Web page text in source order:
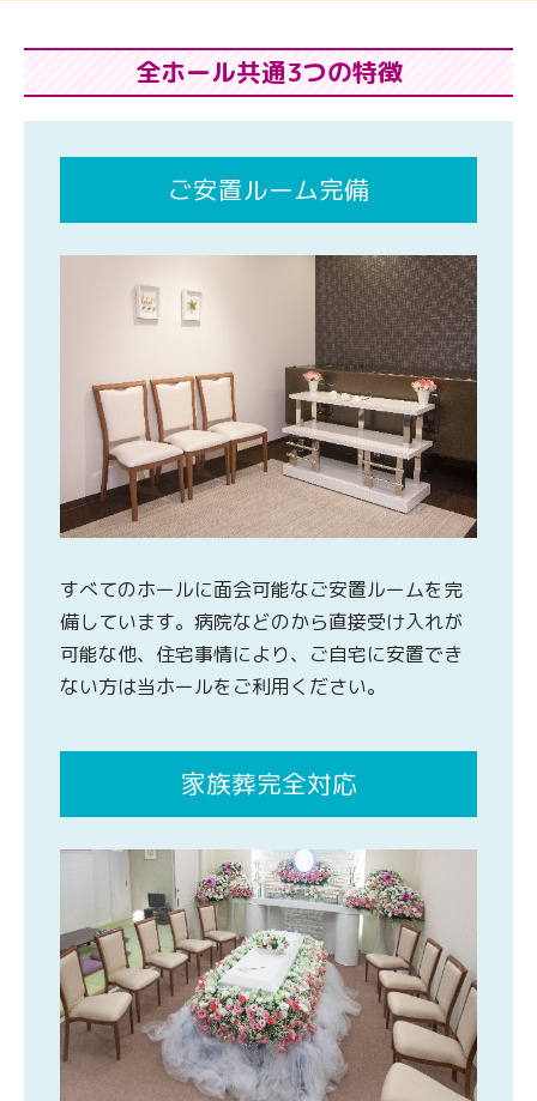
全ホール共通3つの特徴
ご安置ルーム完備
すべてのホールに面会可能なご安置ルームを完
備しています。病院などのから直接受け入れが
可能な他、住宅事情により、ご自宅に安置でき
ない方は当ホールをご利用ください。
家族葬完全対応